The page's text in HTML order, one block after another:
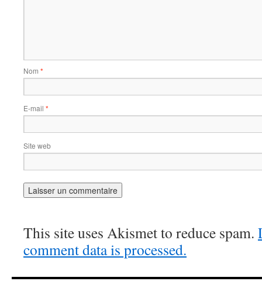
Nom *
E-mail *
Site web
This site uses Akismet to reduce spam.
comment data is processed.